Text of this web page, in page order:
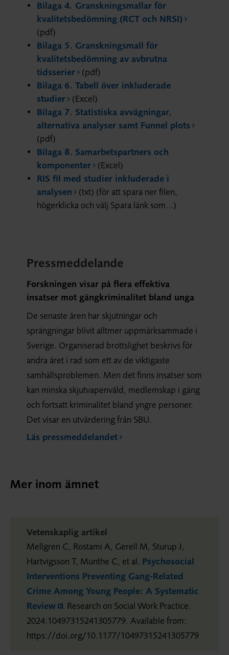
Bilaga 4. Granskningsmallar för
kvalitetsbedömning (RCT och NRSI)
(pdf)
Bilaga 5. Granskningsmall för
kvalitetsbedömning av avbrutna
tidsserier (pdf)
Bilaga 6. Tabell över inkluderade
studier (Excel)
Bilaga 7. Statistiska avvägningar,
alternativa analyser samt Funnel plots
(pdf)
Bilaga 8. Samarbetspartners och
komponenter (Excel)
RIS fil med studier inkluderade i
analysen (txt) (för att spara ner filen,
högerklicka och välj Spara länk som...)
Pressmeddelande
Forskningen visar på flera effektiva
insatser mot gängkriminalitet bland unga
De senaste åren har skjutningar och
sprängningar blivit alltmer uppmärksammade i
Sverige. Organiserad brottslighet beskrivs för
andra året i rad som ett av de viktigaste
samhällsproblemen. Men det finns insatser som
kan minska skjutvapenvåld, medlemskap i gäng
och fortsatt kriminalitet bland yngre personer.
Det visar en utvärdering från SBU.
Läs pressmeddelandet
Mer inom ämnet
Vetenskaplig artikel
Mellgren C, Rostami A, Gerell M, Sturup J,
Hartvigsson T, Munthe C, et al. Psychosocial
Interventions Preventing Gang-Related
Crime Among Young People: A Systematic
Review . Research on Social Work Practice.
2024:10497315241305779. Available from:
https://doi.org/10.1177/10497315241305779